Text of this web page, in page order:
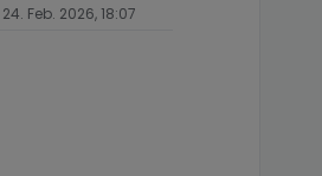
24. Feb. 2026, 18:07